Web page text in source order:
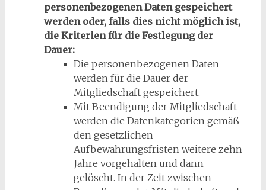
personenbezogenen Daten gespeichert
werden oder, falls dies nicht möglich ist,
die Kriterien für die Festlegung der
Dauer:
Die personenbezogenen Daten
werden für die Dauer der
Mitgliedschaft gespeichert.
Mit Beendigung der Mitgliedschaft
werden die Datenkategorien gemäß
den gesetzlichen
Aufbewahrungsfristen weitere zehn
Jahre vorgehalten und dann
gelöscht. In der Zeit zwischen